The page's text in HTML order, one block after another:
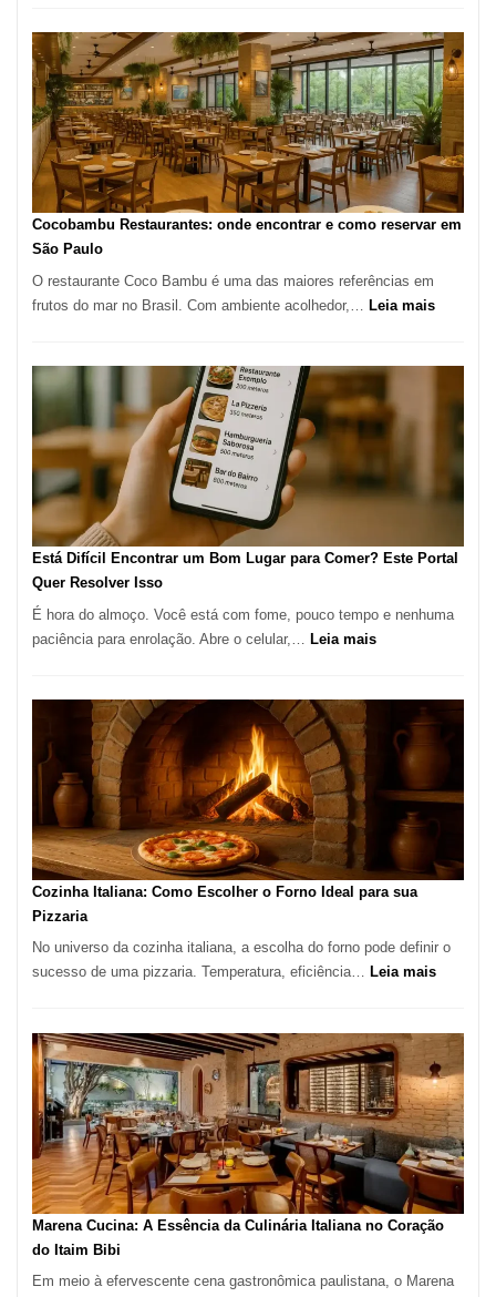
Melhores
Restaurantes
em
São
Paulo:
Um
Guia
Definitivo
para
Alta
Gastronomia
Cocobambu Restaurantes: onde encontrar e como reservar em
São Paulo
O restaurante Coco Bambu é uma das maiores referências em
frutos do mar no Brasil. Com ambiente acolhedor,…
Leia mais:
como
reservar
Paulo
Está Difícil Encontrar um Bom Lugar para Comer? Este Portal
Quer Resolver Isso
É hora do almoço. Você está com fome, pouco tempo e nenhuma
paciência para enrolação. Abre o celular,… Leia mais:
Encontrar
um
Lugar
Comer?
Este
Portal
Isso
Cozinha Italiana: Como Escolher o Forno Ideal para sua
Pizzaria
No universo da cozinha italiana, a escolha do forno pode definir o
sucesso de uma pizzaria. Temperatura, eficiência… Leia mais:
Como
Escolher
o
Forno
Ideal
para
sua
Pizzaria
Marena Cucina: A Essência da Culinária Italiana no Coração
do Itaim Bibi
Em meio à efervescente cena gastronômica paulistana, o Marena